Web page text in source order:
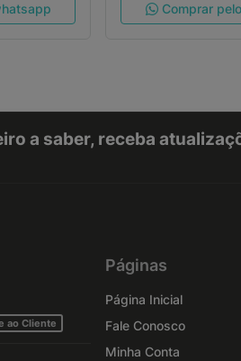
Comprar
a saber, receba
ao Cliente
Páginas
Página Inicial
Fale Conosco
Minha Conta